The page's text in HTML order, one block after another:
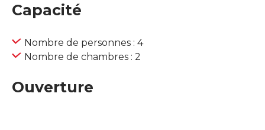
Capacité
Nombre de personnes : 4
Nombre de chambres : 2
Ouverture